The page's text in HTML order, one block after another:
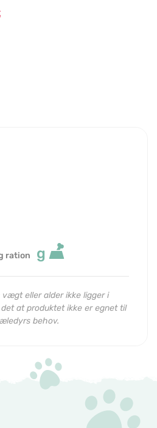
ration g
eller alder ikke ligger i
at produktet ikke er egnet til
behov.